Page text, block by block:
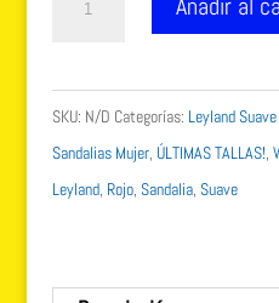
SKU: N/D Categorías: Leyland
Sandalias Mujer, ÚLTIMAS TALLAS!,
Leyland, Rojo, Sandalia, Suave